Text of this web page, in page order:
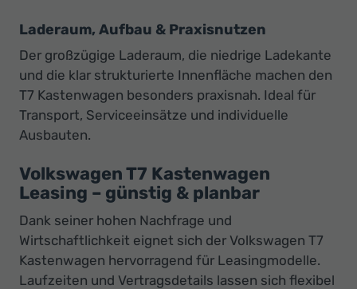
Laderaum, Aufbau & Praxisnutzen
Der großzügige Laderaum, die niedrige Ladekante
und die klar strukturierte Innenfläche machen den
T7 Kastenwagen besonders praxisnah. Ideal für
Transport, Serviceeinsätze und individuelle
Ausbauten.
Volkswagen T7 Kastenwagen
Leasing – günstig & planbar
Dank seiner hohen Nachfrage und
Wirtschaftlichkeit eignet sich der Volkswagen T7
Kastenwagen hervorragend für Leasingmodelle.
Laufzeiten und Vertragsdetails lassen sich flexibel